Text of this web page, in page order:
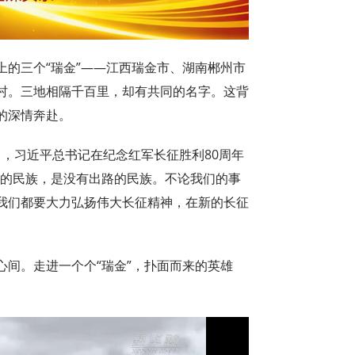
的三个“瑞金”——江西瑞金市、湖南郴州市
三地相隔千百里，却有共同的名字。这背
情奔赴。
习近平总书记在纪念红军长征胜利80周年
民族，是没有出路的民族。不论我们的事
都要大力弘扬伟大长征精神，在新的长征
。走进一个个“瑞金”，扑面而来的英雄